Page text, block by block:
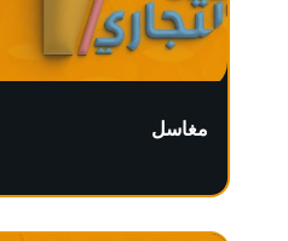
مغاسل